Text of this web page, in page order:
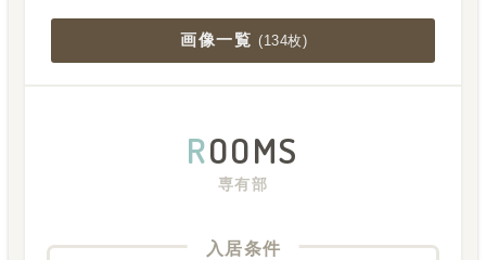
画像一覧 (134枚)
ROOMS
専有部
入居条件